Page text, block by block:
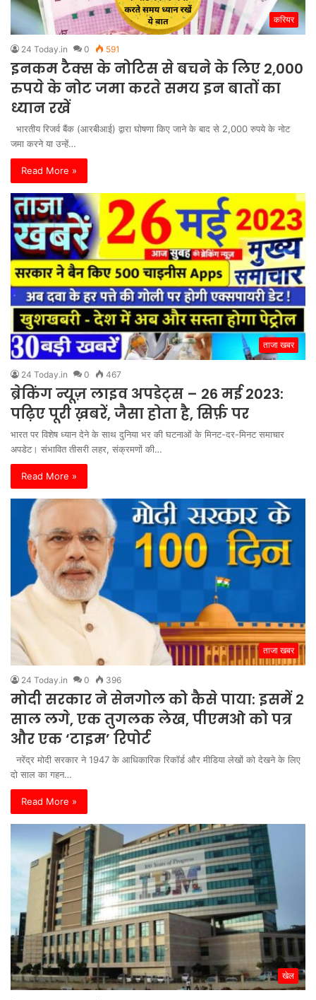
करियर
24 Today.in 0 591
इनकम टैक्स के नोटिस से बचने के लिए 2,000
रुपये के नोट जमा करते समय इन बातों का
ध्यान रखें
भारतीय रिजर्व बैंक (आरबीआई) द्वारा घोषणा किए जाने के बाद से 2,000 रुपये के नोट
जमा करने या उन्हें…
Read More »
ताजा खबर
24 Today.in 0 467
ब्रेकिंग न्यूज़ लाइव अपडेट्स – 26 मई 2023:
पढ़िए पूरी ख़बरें, जैसा होता है, सिर्फ़ पर
भारत पर विशेष ध्यान देने के साथ दुनिया भर की घटनाओं के मिनट-दर-मिनट समाचार
अपडेट। संभावित तीसरी लहर, संक्रमणों की…
Read More »
ताजा खबर
24 Today.in 0 396
मोदी सरकार ने सेनगोल को कैसे पाया: इसमें 2
साल लगे, एक तुगलक लेख, पीएमओ को पत्र
और एक ‘टाइम’ रिपोर्ट
नरेंद्र मोदी सरकार ने 1947 के आधिकारिक रिकॉर्ड और मीडिया लेखों को देखने के लिए
दो साल का गहन…
Read More »
खेल